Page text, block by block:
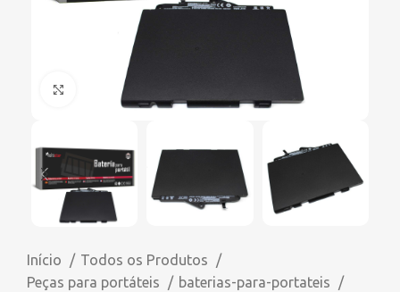
Click to enlarge
Início
Todos os Produtos
Peças para portáteis
baterias-para-portateis